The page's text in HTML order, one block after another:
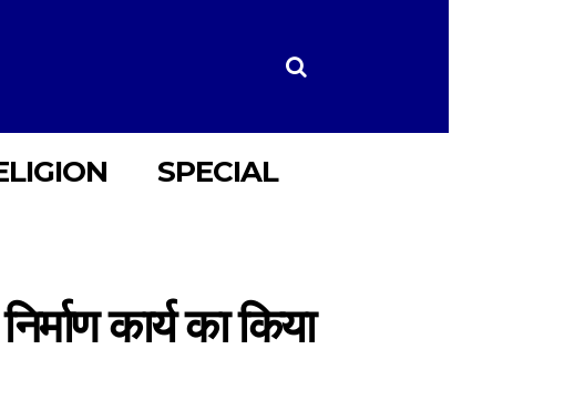
SPECIAL
कार्य का किया